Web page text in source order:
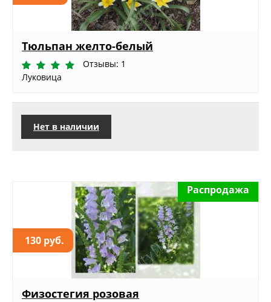
Тюльпан желто-белый
Отзывы: 1
Луковица
Нет в наличии
130 руб.
Распродажа
Физостегия розовая